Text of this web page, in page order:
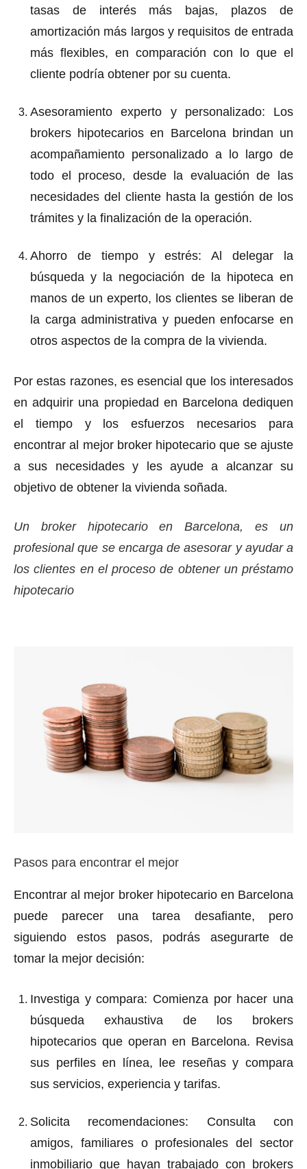
tasas de interés más bajas, plazos de
amortización más largos y requisitos de entrada
más flexibles, en comparación con lo que el
cliente podría obtener por su cuenta.
Asesoramiento experto y personalizado: Los
brokers hipotecarios en Barcelona brindan un
acompañamiento personalizado a lo largo de
todo el proceso, desde la evaluación de las
necesidades del cliente hasta la gestión de los
trámites y la finalización de la operación.
Ahorro de tiempo y estrés: Al delegar la
búsqueda y la negociación de la hipoteca en
manos de un experto, los clientes se liberan de
la carga administrativa y pueden enfocarse en
otros aspectos de la compra de la vivienda.
Por estas razones, es esencial que los interesados
en adquirir una propiedad en Barcelona dediquen
el tiempo y los esfuerzos necesarios para
encontrar al mejor broker hipotecario que se ajuste
a sus necesidades y les ayude a alcanzar su
objetivo de obtener la vivienda soñada.
Un broker hipotecario en Barcelona, es un
profesional que se encarga de asesorar y ayudar a
los clientes en el proceso de obtener un préstamo
hipotecario
Pasos para encontrar el mejor
Encontrar al mejor broker hipotecario en Barcelona
puede parecer una tarea desafiante, pero
siguiendo estos pasos, podrás asegurarte de
tomar la mejor decisión:
Investiga y compara: Comienza por hacer una
búsqueda exhaustiva de los brokers
hipotecarios que operan en Barcelona. Revisa
sus perfiles en línea, lee reseñas y compara
sus servicios, experiencia y tarifas.
Solicita recomendaciones: Consulta con
amigos, familiares o profesionales del sector
inmobiliario que hayan trabajado con brokers